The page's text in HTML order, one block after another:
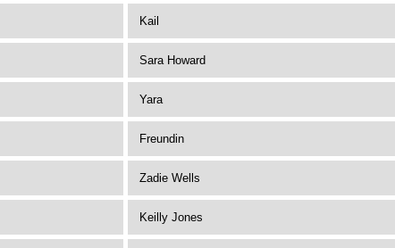
Kail
Sara Howard
Yara
Freundin
Zadie Wells
Keilly Jones